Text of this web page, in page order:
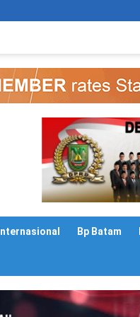
Internasional Bp Batam